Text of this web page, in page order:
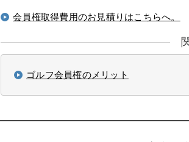
会員権取得費用のお見積りはこちらへ。
ゴルフ会員権のメリット